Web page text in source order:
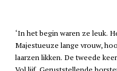
‘In het begin waren ze leuk.
Majestueuze lange vrouw,
laarzen likken. De tweede